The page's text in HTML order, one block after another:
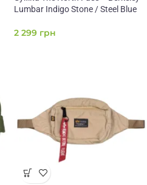
Lumbar Indigo Stone / Steel Blue
2 299 грн